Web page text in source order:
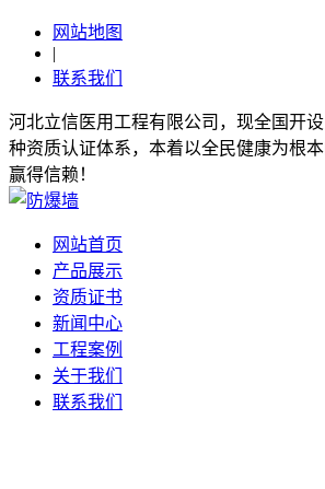
网站地图
|
联系我们
河北立信医用工程有限公司，现全国开
种资质认证体系，本着以全民健康为根
赢得信赖！
网站首页
产品展示
资质证书
新闻中心
工程案例
关于我们
联系我们